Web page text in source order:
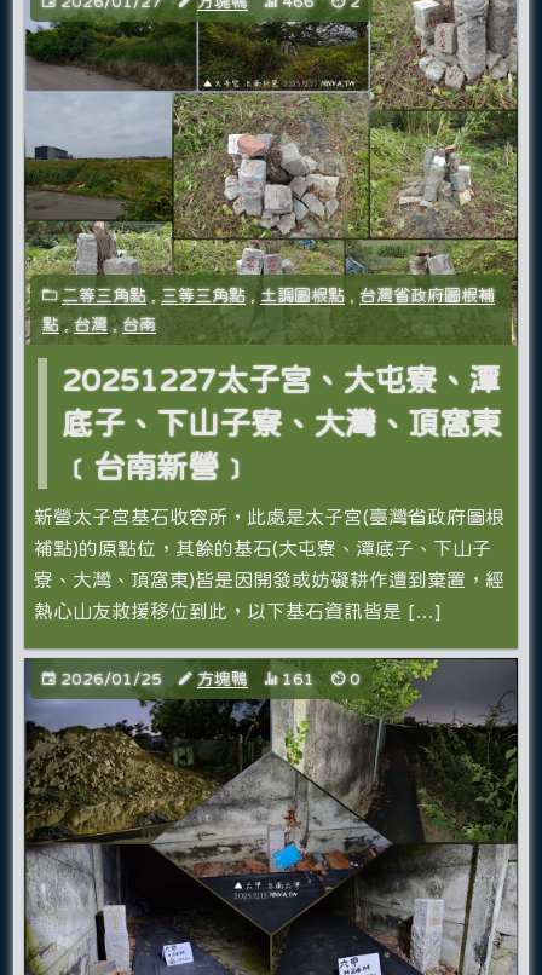
二等三角點, 三等三角點 , 土調圖根點 ,台灣省政府圖根補
點,台灣 ,台南
20251227太子宮、大屯寮、潭
底子、下山子寮、大灣、頂窩東
﹝台南新營﹞
新營太子宮基石收容所，此處是太子宮(臺灣省政府圖根
補點)的原點位，其餘的基石(大屯寮、潭底子、下山子
寮、大灣、頂窩東)皆是因開發或妨礙耕作遭到棄置，經
熱心山友救援移位到此，以下基石資訊皆是 […]
2026/01/25 方塊鴨 161 0